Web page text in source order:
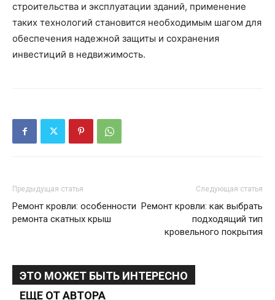
строительства и эксплуатации зданий, применение
таких технологий становится необходимым шагом для
обеспечения надежной защиты и сохранения
инвестиций в недвижимость.
Предыдущая статья
Ремонт кровли: особенности
ремонта скатных крыш
Следующая статья
Ремонт кровли: как выбрать
подходящий тип
кровельного покрытия
ЭТО МОЖЕТ БЫТЬ ИНТЕРЕСНО
ЕЩЕ ОТ АВТОРА